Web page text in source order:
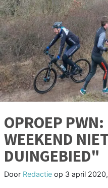
OPROEP
WEEKEND
DUINGEBIED"
Door Redactie op 3 april